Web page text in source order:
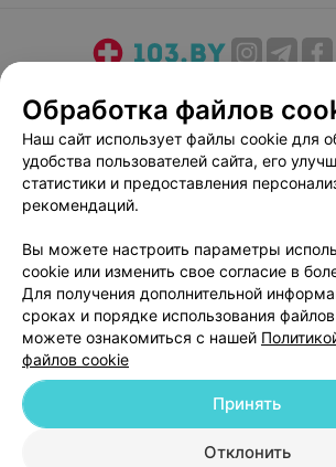
Медицинский маркетинг
Пользовательское соглашение
Вакансии
Партнеры
Написать руководителю
Персональные настройки
Обработка персональных
© 2026 ООО «Артокс Лаб», УНП 191700409| 220012,
Обработка файлов
Наш сайт использует файлы cookie для
удобства пользователей сайта, его
статистики и предоставления
рекомендаций.
Вы можете настроить параметры
cookie или изменить свое согласие в
Для получения дополнительной
сроках и порядке использования
можете ознакомиться с нашей
файлов cookie
Отклонить
Принять